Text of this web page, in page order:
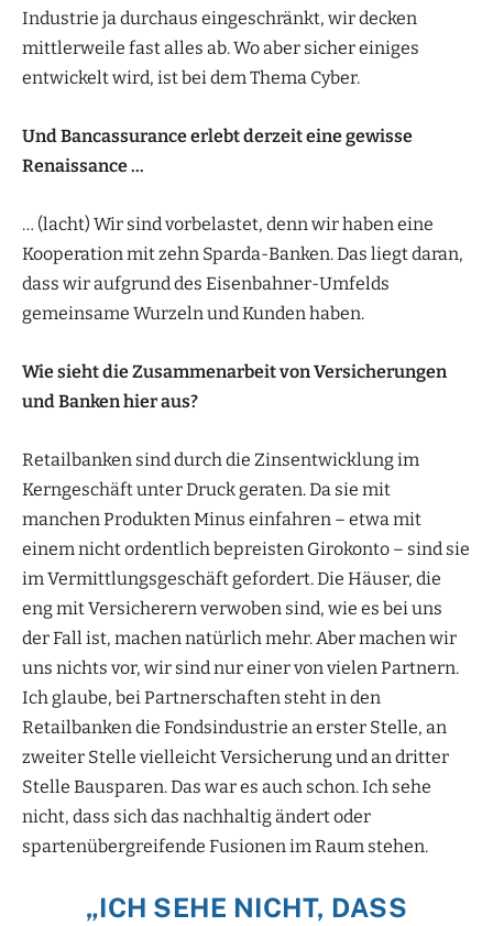
Industrie ja durchaus eingeschränkt, wir decken
mittlerweile fast alles ab. Wo aber sicher einiges
entwickelt wird, ist bei dem Thema Cyber.
Und Bancassurance erlebt derzeit eine gewisse
Renaissance …
… (lacht) Wir sind vorbelastet, denn wir haben eine
Kooperation mit zehn Sparda-Banken. Das liegt daran,
dass wir aufgrund des Eisenbahner-Umfelds
gemeinsame Wurzeln und Kunden haben.
Wie sieht die Zusammenarbeit von Versicherungen
und Banken hier aus?
Retailbanken sind durch die Zinsentwicklung im
Kerngeschäft unter Druck geraten. Da sie mit
manchen Produkten Minus einfahren – etwa mit
einem nicht ordentlich bepreisten Girokonto – sind sie
im Vermittlungsgeschäft gefordert. Die Häuser, die
eng mit Versicherern verwoben sind, wie es bei uns
der Fall ist, machen natürlich mehr. Aber machen wir
uns nichts vor, wir sind nur einer von vielen Partnern.
Ich glaube, bei Partnerschaften steht in den
Retailbanken die Fondsindustrie an erster Stelle, an
zweiter Stelle vielleicht Versicherung und an dritter
Stelle Bausparen. Das war es auch schon. Ich sehe
nicht, dass sich das nachhaltig ändert oder
spartenübergreifende Fusionen im Raum stehen.
„ICH SEHE NICHT, DASS